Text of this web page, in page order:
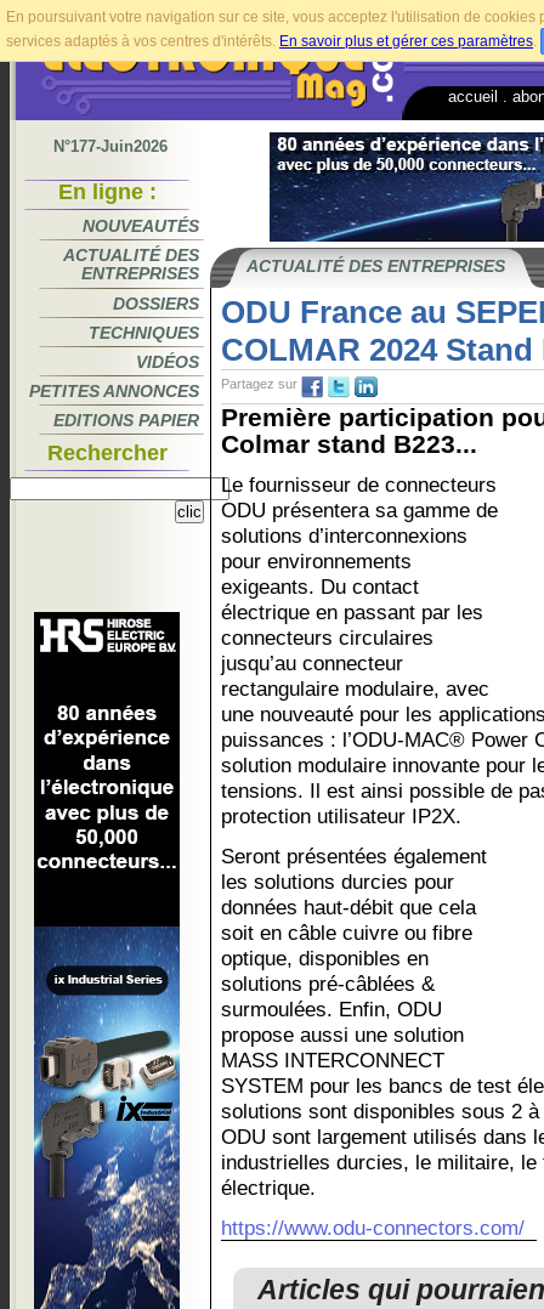
En poursuivant votre navigation sur ce site, vous acceptez l'utilisation de
services adaptés à vos centres d'intérêts. En savoir plus et gérer ces paramètres.
accueil
N°177-Juin2026
En ligne :
NOUVEAUTÉS
ACTUALITÉ DES
ENTREPRISES
DOSSIERS
TECHNIQUES
VIDÉOS
PETITES ANNONCES
EDITIONS PAPIER
Rechercher
ACTUALITÉ DES ENTREPRISES
ODU France au
COLMAR 2024 Stand
Partagez sur
Première participation
Colmar stand B223...
Le fournisseur de connecteurs
ODU présentera sa gamme de
solutions d’interconnexions
pour environnements
exigeants. Du contact
électrique en passant par les
connecteurs circulaires
jusqu’au connecteur
rectangulaire modulaire, avec
une nouveauté pour les
puissances : l’ODU-MAC® Power
solution modulaire innovante pour
tensions. Il est ainsi possible de
protection utilisateur IP2X.
Seront présentées également
les solutions durcies pour
données haut-débit que cela
soit en câble cuivre ou fibre
optique, disponibles en
solutions pré-câblées &
surmoulées. Enfin, ODU
propose aussi une solution
MASS INTERCONNECT
SYSTEM pour les bancs de test
solutions sont disponibles sous 2
ODU sont largement utilisés dans
industrielles durcies, le militaire,
électrique.
https://www.odu-connectors.com/
Articles qui